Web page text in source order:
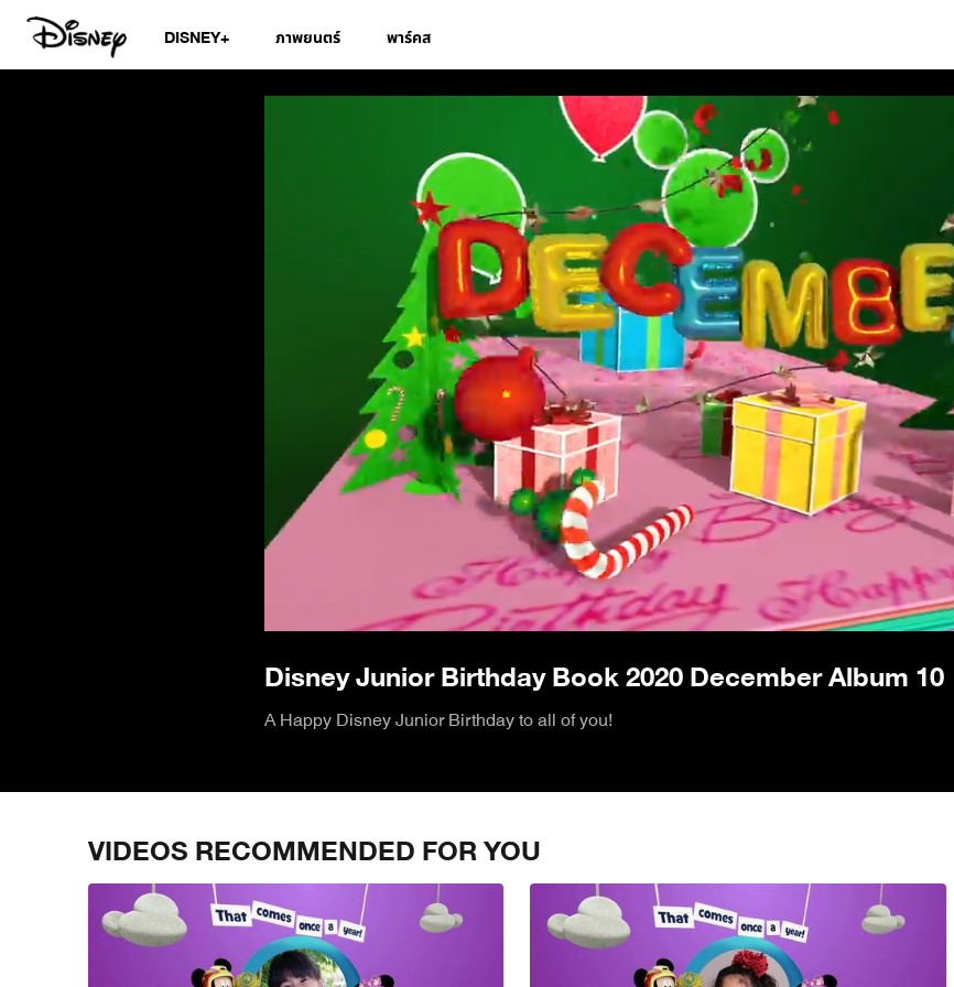
DISNEY+ ภาพยนตร์ พาร์คส
Disney Junior Birthday Book 2020 December Album 10
/
Disney Junior Birthday Book 2020 December Album 10
A Happy Disney Junior Birthday to all of you!
VIDEOS RECOMMENDED FOR YOU